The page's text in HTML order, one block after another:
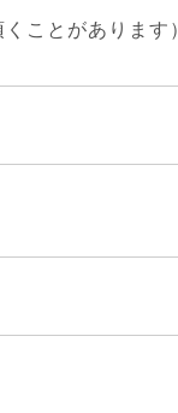
ことがあります）